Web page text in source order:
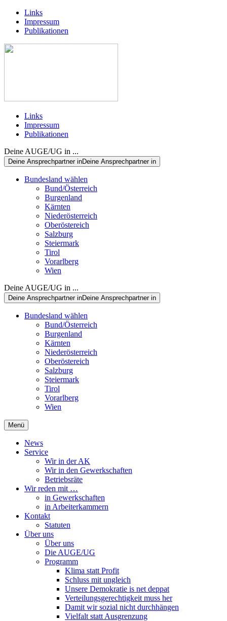
Links
Impressum
Publikationen
Links
Impressum
Publikationen
Deine AUGE/UG in ...
Deine Ansprechpartner inDeine Ansprechpartner in
Bundesland wählen
Bund/Österreich
Burgenland
Kärnten
Niederösterreich
Oberöstereich
Salzburg
Steiermark
Tirol
Vorarlberg
Wien
Deine AUGE/UG in ...
Deine Ansprechpartner inDeine Ansprechpartner in
Bundesland wählen
Bund/Österreich
Burgenland
Kärnten
Niederösterreich
Oberöstereich
Salzburg
Steiermark
Tirol
Vorarlberg
Wien
Menü
News
Service
Wir in der AK
Wir in den Gewerkschaften
Betriebsräte
Wir reden mit …
in Gewerkschaften
in Arbeiterkammern
Kontakt
Statuten
Über uns
Über uns
Die AUGE/UG
Programm
Klima statt Profit
Schluss mit ungleich
Unsere Demokratie is net deppat
Verteilungsgerechtigkeit muss her
Damit wir sozial nicht durchhängen
Vielfalt statt Ausgrenzung